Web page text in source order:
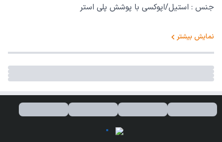
جنس : استیل/اپوکسی با پوشش پلی استر
نمایش بیشتر